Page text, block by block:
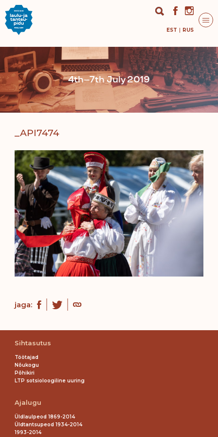
EST RUS
4th–7th July 2019
_API7474
jaga:
Sihtasutus
Töötajad
Nõukogu
Põhikiri
LTP sotsioloogiline uuring
Ajalugu
Üldlaulpeod 1869-2014
Üldtantsupeod 1934-2014
1993-2014